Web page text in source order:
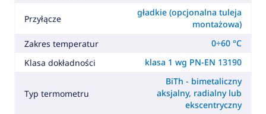
Przyłącze
gładkie (opcjonalna tuleja
montażowa)
Zakres temperatur
0÷60 °C
Klasa dokładności
klasa 1 wg PN-EN 13190
Typ termometru
BiTh - bimetaliczny
aksjalny, radialny lub
ekscentryczny